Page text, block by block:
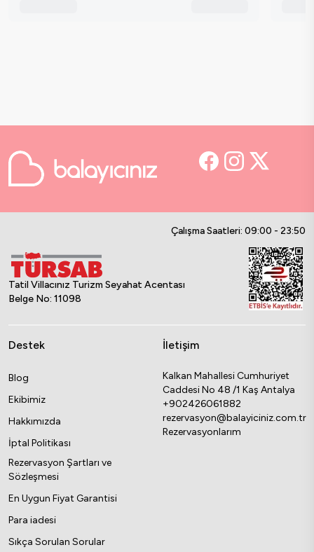
Çalışma Saatleri: 09:00 - 23:50
Tatil Villacınız Turizm Seyahat Acentası
Belge No: 11098
Destek
Blog
Ekibimiz
Hakkımızda
İptal Politikası
Rezervasyon Şartları ve
Sözleşmesi
En Uygun Fiyat Garantisi
Para iadesi
Sıkça Sorulan Sorular
İletişim
Kalkan Mahallesi Cumhuriyet
Caddesi No 48 /1 Kaş Antalya
+902426061882
rezervasyon@balayiciniz.com.tr
Rezervasyonlarım